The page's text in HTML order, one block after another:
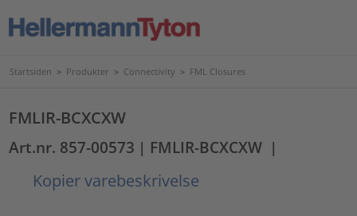
Startsiden > Produkter > Connectivity > FML Closures
FMLIR-BCXCXW
Art.nr. 857-00573 | FMLIR-BCXCXW |
Kopier varebeskrivelse